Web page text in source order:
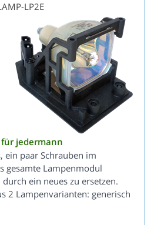
LP2E
jedermann
ein paar Schrauben im
gesamte Lampenmodul
ein neues zu ersetzen.
2 Lampenvarianten: generisch